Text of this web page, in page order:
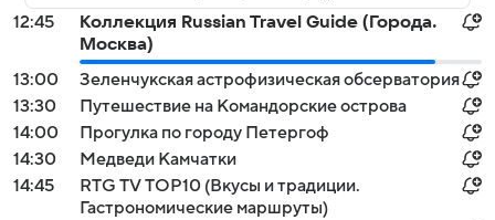
12:45
Коллекция Russian Travel Guide (Города.
Москва)
13:00
Зеленчукская астрофизическая обсерватория
13:30
Путешествие на Командорские острова
14:00
Прогулка по городу Петергоф
14:30
Медведи Камчатки
14:45
RTG TV TOP10 (Вкусы и традиции.
Гастрономические маршруты)